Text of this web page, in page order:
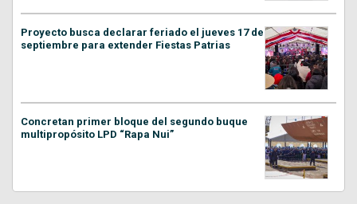
Proyecto busca declarar feriado el jueves 17 de
septiembre para extender Fiestas Patrias
Concretan primer bloque del segundo buque
multipropósito LPD “Rapa Nui”